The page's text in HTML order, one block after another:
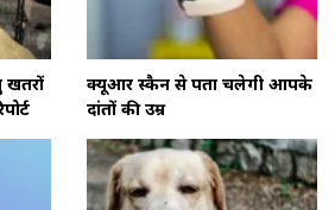
खतरों
क्यूआर स्कैन से पता चलेगी आपके
दांतों की उम्र